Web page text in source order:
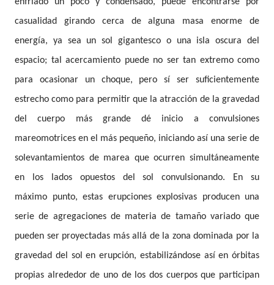
casualidad girando cerca de alguna masa enorme de
energía, ya sea un sol gigantesco o una isla oscura del
espacio; tal acercamiento puede no ser tan extremo como
para ocasionar un choque, pero sí ser suficientemente
estrecho como para permitir que la atracción de la gravedad
del cuerpo más grande dé inicio a convulsiones
mareomotrices en el más pequeño, iniciando así una serie de
solevantamientos de marea que ocurren simultáneamente
en los lados opuestos del sol convulsionando. En su
máximo punto, estas erupciones explosivas producen una
serie de agregaciones de materia de tamaño variado que
pueden ser proyectadas más allá de la zona dominada por la
gravedad del sol en erupción, estabilizándose así en órbitas
propias alrededor de uno de los dos cuerpos que participan